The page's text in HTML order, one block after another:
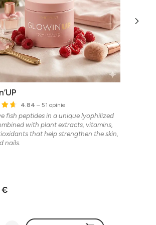
4.84 – 51 opinie
fish peptides in a unique lyophilized
with plant extracts, vitamins,
that help strengthen the skin,
nails.
€